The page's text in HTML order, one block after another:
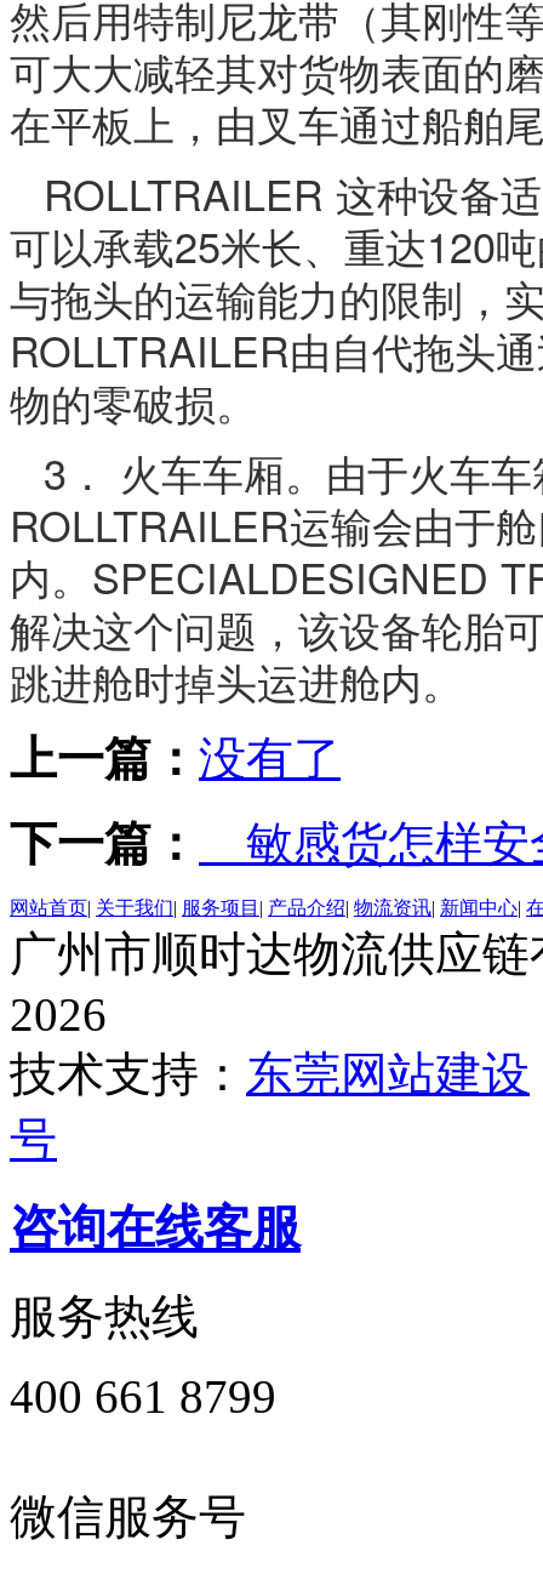
然后用特制尼龙带（其刚性
可大大减轻其对货物表面的
在平板上，由叉车通过船舶
ROLLTRAILER 这种设备
可以承载25米长、重达120
与拖头的运输能力的限制，
ROLLTRAILER由自代拖头
物的零破损。
3． 火车车厢。由于火车
ROLLTRAILER运输会由于
内。SPECIALDESIGNED
解决这个问题，该设备轮胎
跳进舱时掉头运进舱内。
上一篇： 没有了
下一篇：
敏感货怎样安
网站首页| 关于我们| 服务项目 | 产品介绍| 物流资讯| 新闻中心|
广州市顺时达物流供应
2026
技术支持： 东莞网站建设
号
咨询在线客服
服务热线
400 661 8799
微信服务号